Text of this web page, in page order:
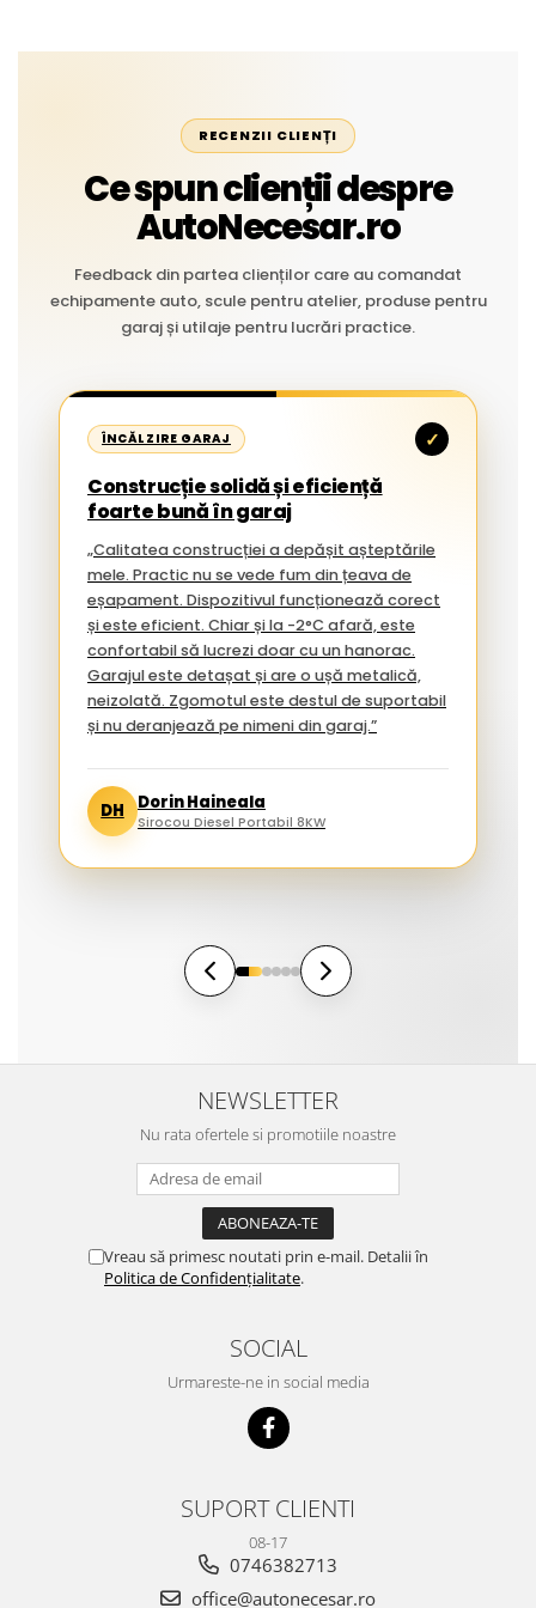
RECENZII CLIENȚI
Ce spun clienții despre
AutoNecesar.ro
Feedback din partea clienților care au comandat
echipamente auto, scule pentru atelier, produse pentru
garaj și utilaje pentru lucrări practice.
ÎNCĂLZIRE GARAJ ✓
Construcție solidă și eficiență
foarte bună în garaj
„Calitatea construcției a depășit așteptările
mele. Practic nu se vede fum din țeava de
eșapament. Dispozitivul funcționează corect
și este eficient. Chiar și la -2°C afară, este
confortabil să lucrezi doar cu un hanorac.
Garajul este detașat și are o ușă metalică,
neizolată. Zgomotul este destul de suportabil
și nu deranjează pe nimeni din garaj.”
DH Dorin Haineala
Sirocou Diesel Portabil 8KW
NEWSLETTER
Nu rata ofertele si promotiile noastre
Vreau să primesc noutati prin e-mail. Detalii în
Politica de Confidențialitate.
SOCIAL
Urmareste-ne in social media
SUPORT CLIENTI
08-17
0746382713
office@autonecesar.ro